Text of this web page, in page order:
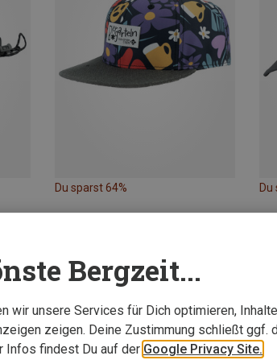
Du sparst 64% Du
Bergzeit...
wir unsere Services für Dich optimieren,
zeigen. Deine Zustimmung schließt ggf.
Infos findest Du auf der Google Privacy Site.